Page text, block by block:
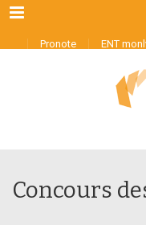
Menu
Pronote ENT
Concours